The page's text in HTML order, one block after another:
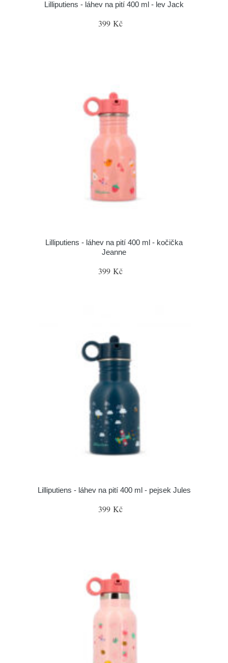
Lilliputiens - láhev na pití 400 ml - lev Jack
399 Kč
Lilliputiens - láhev na pití 400 ml - kočička
Jeanne
399 Kč
Lilliputiens - láhev na pití 400 ml - pejsek Jules
399 Kč